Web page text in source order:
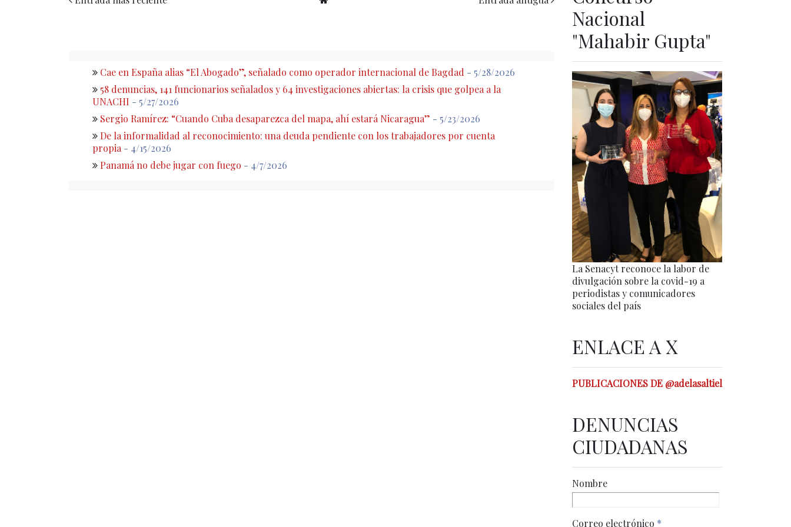
Cae en España alias “El Abogado”, señalado como operador internacional de Bagdad - 5/28/2026
58 denuncias, 141 funcionarios señalados y 64 investigaciones abiertas: la crisis que golpea a la
UNACHI - 5/27/2026
Sergio Ramírez: “Cuando Cuba desaparezca del mapa, ahí estará Nicaragua” - 5/23/2026
De la informalidad al reconocimiento: una deuda pendiente con los trabajadores por cuenta
propia - 4/15/2026
Panamá no debe jugar con fuego - 4/7/2026
Nacional
"Mahabir Gupta"
La Senacyt reconoce la labor de
divulgación sobre la covid-19 a
periodistas y comunicadores
sociales del país
ENLACE A X
PUBLICACIONES DE @adelasaltiel
DENUNCIAS
CIUDADANAS
Nombre
Correo electrónico *